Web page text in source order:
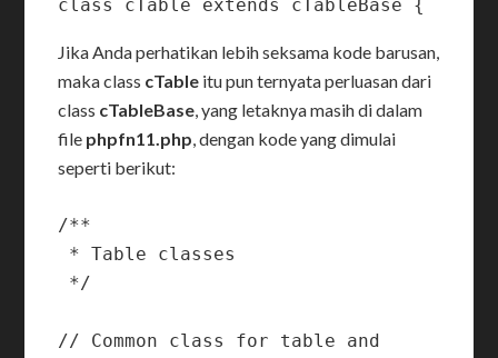
Jika Anda perhatikan lebih seksama kode barusan,
maka class cTable itu pun ternyata perluasan dari
class cTableBase, yang letaknya masih di dalam
file phpfn11.php, dengan kode yang dimulai
seperti berikut:
/**
// Common class for table and